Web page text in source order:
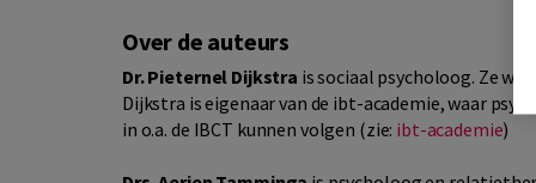
Over de auteurs
Dr. Pieternel Dijkstra is sociaal psycholoog. Ze
Dijkstra is eigenaar van de ibt-academie, waar
in o.a. de IBCT kunnen volgen (zie: ibt-academie)